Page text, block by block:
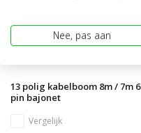
13 polig kabelboom 8m / 7m 6
pin bajonet
Vergelijk
Nee, pas aan